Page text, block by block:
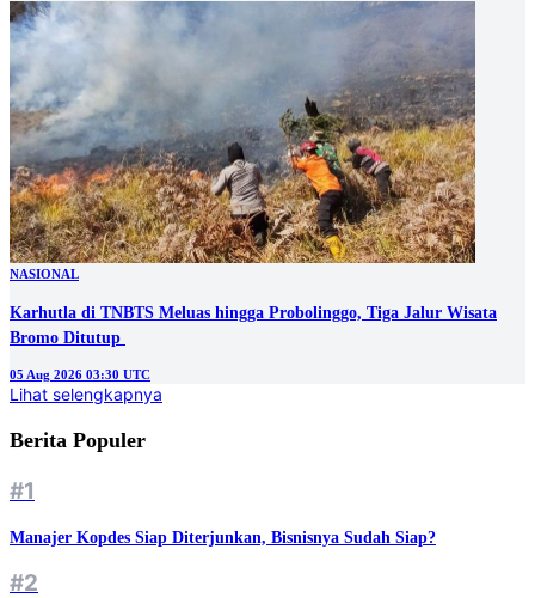
NASIONAL
Karhutla di TNBTS Meluas hingga Probolinggo, Tiga Jalur Wisata
05 Aug 2026 03:30 UTC
Lihat selengkapnya
Berita Populer
#1
Manajer Kopdes Siap Diterjunkan, Bisnisnya Sudah Siap?
#2